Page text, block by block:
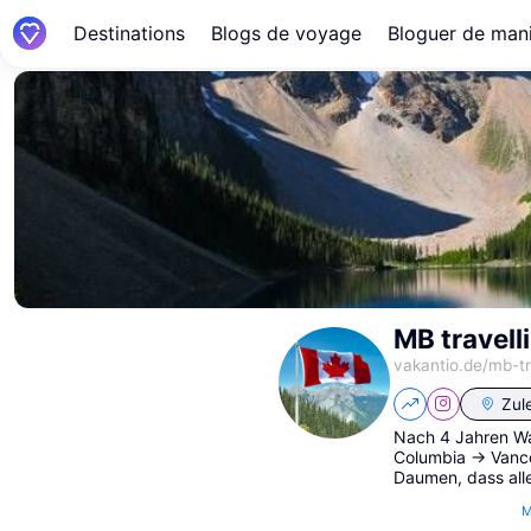
Destinations Blogs de voyage Bloguer de
MB
vakantio.de/mb-
Nach 4 Jahren
Columbia ->
Daumen, dass